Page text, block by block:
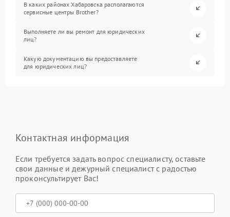
В каких районах Хабаровска располагаются
сервисные центры Brother?
Выполняете ли вы ремонт для юридических
лиц?
Какую документацию вы предоставляете
для юридических лиц?
Контактная информация
Если требуется задать вопрос специалисту, оставьте
свои данные и дежурный специалист с радостью
проконсультирует Вас!